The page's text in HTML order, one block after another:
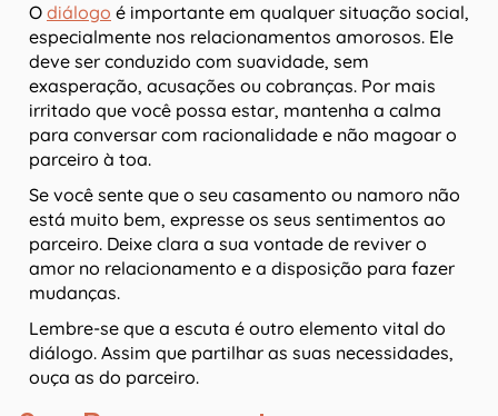
O diálogo é importante em qualquer situação social,
especialmente nos relacionamentos amorosos. Ele
deve ser conduzido com suavidade, sem
exasperação, acusações ou cobranças. Por mais
irritado que você possa estar, mantenha a calma
para conversar com racionalidade e não magoar o
parceiro à toa.
Se você sente que o seu casamento ou namoro não
está muito bem, expresse os seus sentimentos ao
parceiro. Deixe clara a sua vontade de reviver o
amor no relacionamento e a disposição para fazer
mudanças.
Lembre-se que a escuta é outro elemento vital do
diálogo. Assim que partilhar as suas necessidades,
ouça as do parceiro.